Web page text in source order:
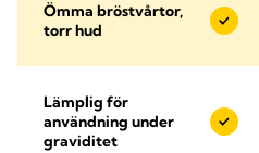
Ömma bröstvårtor,
torr hud
Lämplig för
användning under
graviditet